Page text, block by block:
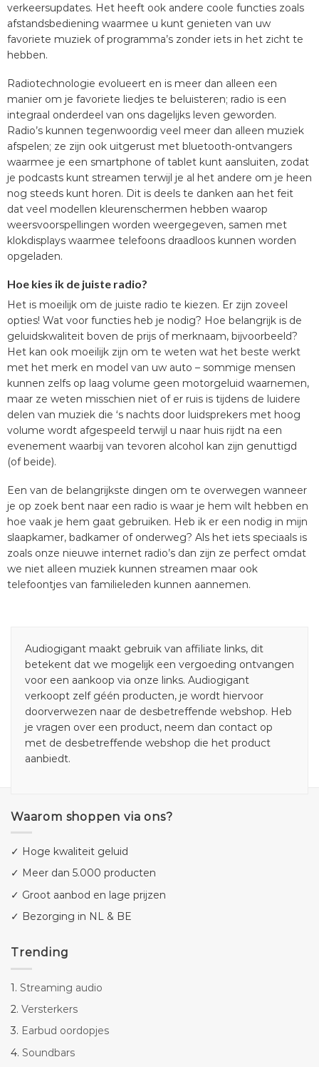
verkeersupdates. Het heeft ook andere coole functies zoals
afstandsbediening waarmee u kunt genieten van uw
favoriete muziek of programma’s zonder iets in het zicht te
hebben.
Radiotechnologie evolueert en is meer dan alleen een
manier om je favoriete liedjes te beluisteren; radio is een
integraal onderdeel van ons dagelijks leven geworden.
Radio’s kunnen tegenwoordig veel meer dan alleen muziek
afspelen; ze zijn ook uitgerust met bluetooth-ontvangers
waarmee je een smartphone of tablet kunt aansluiten, zodat
je podcasts kunt streamen terwijl je al het andere om je heen
nog steeds kunt horen. Dit is deels te danken aan het feit
dat veel modellen kleurenschermen hebben waarop
weersvoorspellingen worden weergegeven, samen met
klokdisplays waarmee telefoons draadloos kunnen worden
opgeladen.
Hoe kies ik de juiste radio?
Het is moeilijk om de juiste radio te kiezen. Er zijn zoveel
opties! Wat voor functies heb je nodig? Hoe belangrijk is de
geluidskwaliteit boven de prijs of merknaam, bijvoorbeeld?
Het kan ook moeilijk zijn om te weten wat het beste werkt
met het merk en model van uw auto – sommige mensen
kunnen zelfs op laag volume geen motorgeluid waarnemen,
maar ze weten misschien niet of er ruis is tijdens de luidere
delen van muziek die ‘s nachts door luidsprekers met hoog
volume wordt afgespeeld terwijl u naar huis rijdt na een
evenement waarbij van tevoren alcohol kan zijn genuttigd
(of beide).
Een van de belangrijkste dingen om te overwegen wanneer
je op zoek bent naar een radio is waar je hem wilt hebben en
hoe vaak je hem gaat gebruiken. Heb ik er een nodig in mijn
slaapkamer, badkamer of onderweg? Als het iets speciaals is
zoals onze nieuwe internet radio’s dan zijn ze perfect omdat
we niet alleen muziek kunnen streamen maar ook
telefoontjes van familieleden kunnen aannemen.
Audiogigant maakt gebruik van affiliate links, dit
betekent dat we mogelijk een vergoeding ontvangen
voor een aankoop via onze links. Audiogigant
verkoopt zelf géén producten, je wordt hiervoor
doorverwezen naar de desbetreffende webshop. Heb
je vragen over een product, neem dan contact op
met de desbetreffende webshop die het product
aanbiedt.
Waarom shoppen via ons?
✓ Hoge kwaliteit geluid
✓ Meer dan 5.000 producten
✓ Groot aanbod en lage prijzen
✓ Bezorging in NL & BE
Trending
1. Streaming audio
2. Versterkers
3. Earbud oordopjes
4. Soundbars